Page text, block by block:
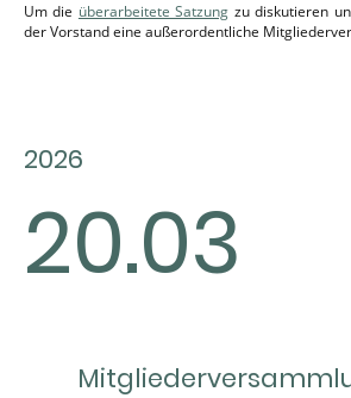
Um die überarbeitete Satzung zu diskutieren
der Vorstand eine außerordentliche
2026
20.03